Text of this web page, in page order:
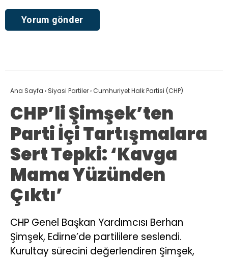
Ana Sayfa › Siyasi Partiler›Cumhuriyet Halk Partisi (CHP)
CHP’li Şimşek’ten
Parti İçi Tartışmalara
Sert Tepki: ‘Kavga
Mama Yüzünden
Çıktı’
CHP Genel Başkan Yardımcısı Berhan
Şimşek, Edirne’de partililere seslendi.
Kurultay sürecini değerlendiren Şimşek,